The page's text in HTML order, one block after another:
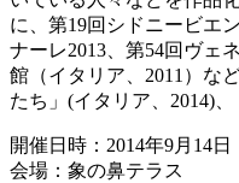
に、第19回シドニービエ
ナーレ2013、第54回ヴ
館（イタリア、2011）な
たち」(イタリア、2014)
開催日時：2014年9月14
会場：象の鼻テラス